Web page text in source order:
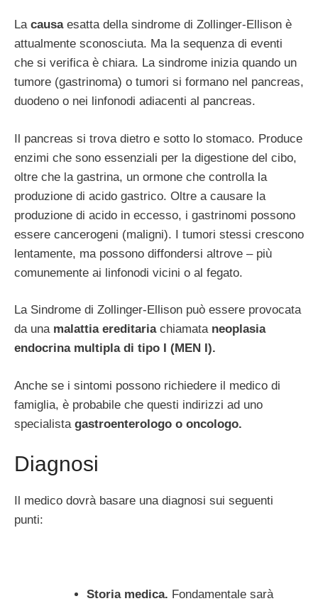
La causaesatta della sindrome di Zollinger-Ellison è
attualmente sconosciuta. Ma la sequenza di eventi
che si verifica è chiara. La sindrome inizia quando un
tumore (gastrinoma) o tumori si formano nel pancreas,
duodeno o nei linfonodi adiacenti al pancreas.
Il pancreas si trova dietro e sotto lo stomaco. Produce
enzimi che sono essenziali per la digestione del cibo,
oltre che la gastrina, un ormone che controlla la
produzione di acido gastrico. Oltre a causare la
produzione di acido in eccesso, i gastrinomi possono
essere cancerogeni (maligni). I tumori stessi crescono
lentamente, ma possono diffondersi altrove – più
comunemente ai linfonodi vicini o al fegato.
La Sindrome di Zollinger-Ellison può essere provocata
da unamalattia ereditariachiamataneoplasia
endocrina multipla di tipo I (MEN I).
Anche se i sintomi possono richiedere il medico di
famiglia, è probabile che questi indirizzi ad uno
specialista gastroenterologo o oncologo.
Diagnosi
Il medico dovrà basare una diagnosi sui seguenti
punti:
Storia medica. Fondamentale sarà